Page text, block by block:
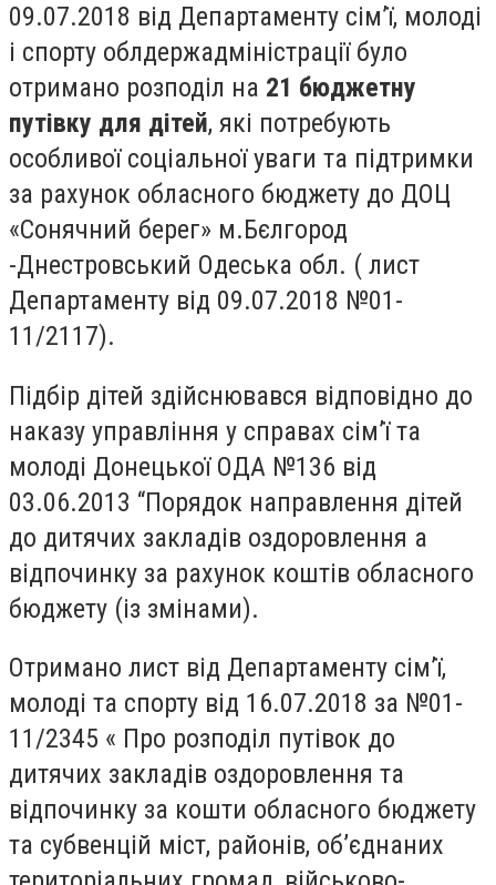
09.07.2018 від Департаменту сім’ї, молоді
і спорту облдержадміністрації було
отримано розподіл на 21 бюджетну
путівку для дітей, які потребують
особливої соціальної уваги та підтримки
за рахунок обласного бюджету до ДОЦ
«Сонячний берег» м.Бєлгород
-Днестровський Одеська обл. ( лист
Департаменту від 09.07.2018 №01-
11/2117).
Підбір дітей здійснювався відповідно до
наказу управління у справах сім’ї та
молоді Донецької ОДА №136 від
03.06.2013 “Порядок направлення дітей
до дитячих закладів оздоровлення а
відпочинку за рахунок коштів обласного
бюджету (із змінами).
Отримано лист від Департаменту сім’ї,
молоді та спорту від 16.07.2018 за №01-
11/2345 « Про розподіл путівок до
дитячих закладів оздоровлення та
відпочинку за кошти обласного бюджету
та субвенцій міст, районів, об’єднаних